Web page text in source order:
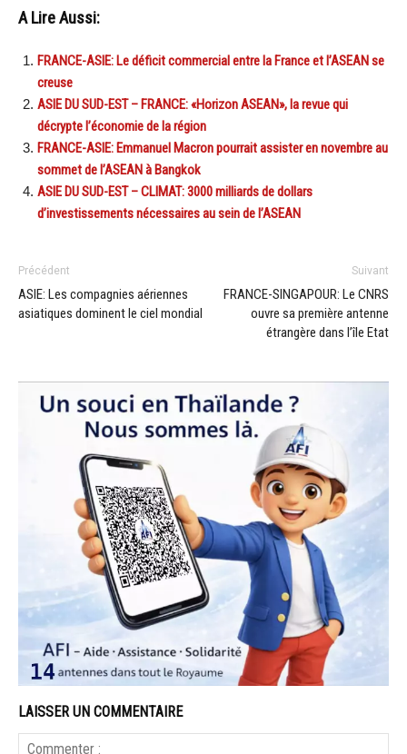
A Lire Aussi:
FRANCE-ASIE: Le déficit commercial entre la France et l’ASEAN se
creuse
ASIE DU SUD-EST – FRANCE: «Horizon ASEAN», la revue qui
décrypte l’économie de la région
FRANCE-ASIE: Emmanuel Macron pourrait assister en novembre au
sommet de l’ASEAN à Bangkok
ASIE DU SUD-EST – CLIMAT: 3000 milliards de dollars
d’investissements nécessaires au sein de l’ASEAN
Précédent
ASIE: Les compagnies aériennes
asiatiques dominent le ciel mondial
Suivant
FRANCE-SINGAPOUR: Le CNRS
ouvre sa première antenne
étrangère dans l’île Etat
LAISSER UN COMMENTAIRE